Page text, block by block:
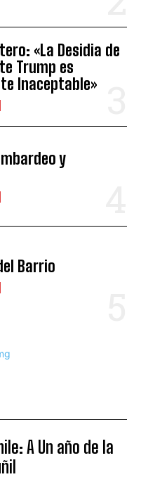
«La Desidia de
Trump es
Inaceptable»
y
Barrio
A Un año de la